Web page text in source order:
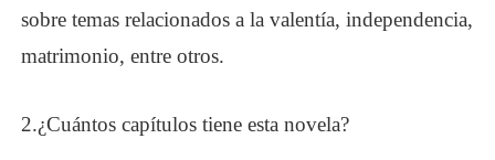
sobre temas relacionados a la valentía, independencia,
matrimonio, entre otros.
2.¿Cuántos capítulos tiene esta novela?